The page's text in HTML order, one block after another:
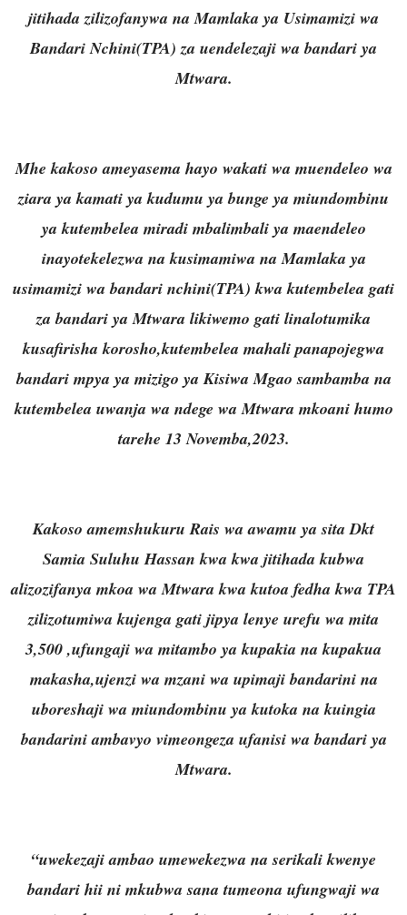
jitihada zilizofanywa na Mamlaka ya Usimamizi wa
Bandari Nchini(TPA) za uendelezaji wa bandari ya
Mtwara.
Mhe kakoso ameyasema hayo wakati wa muendeleo wa
ziara ya kamati ya kudumu ya bunge ya miundombinu
ya kutembelea miradi mbalimbali ya maendeleo
inayotekelezwa na kusimamiwa na Mamlaka ya
usimamizi wa bandari nchini(TPA) kwa kutembelea gati
za bandari ya Mtwara likiwemo gati linalotumika
kusafirisha korosho,kutembelea mahali panapojegwa
bandari mpya ya mizigo ya Kisiwa Mgao sambamba na
kutembelea uwanja wa ndege wa Mtwara mkoani humo
tarehe 13 Novemba,2023.
Kakoso amemshukuru Rais wa awamu ya sita Dkt
Samia Suluhu Hassan kwa kwa jitihada kubwa
alizozifanya mkoa wa Mtwara kwa kutoa fedha kwa TPA
zilizotumiwa kujenga gati jipya lenye urefu wa mita
3,500 ,ufungaji wa mitambo ya kupakia na kupakua
makasha,ujenzi wa mzani wa upimaji bandarini na
uboreshaji wa miundombinu ya kutoka na kuingia
bandarini ambavyo vimeongeza ufanisi wa bandari ya
Mtwara.
“uwekezaji ambao umewekezwa na serikali kwenye
bandari hii ni mkubwa sana tumeona ufungwaji wa